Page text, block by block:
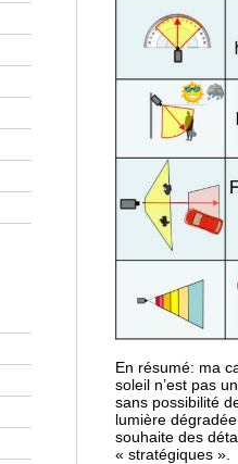
En résumé: ma
soleil n’est pas
sans possibilité
lumière
souhaite des
« stratégiques ».